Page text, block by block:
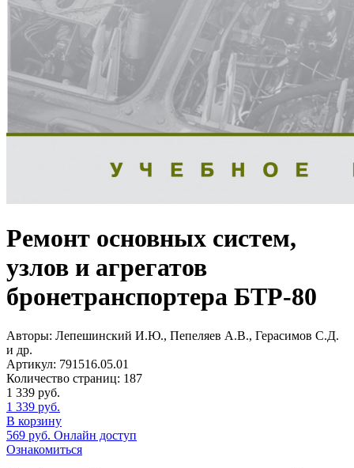
Ремонт основных систем,
узлов и агрегатов
бронетранспортера БТР-80
Авторы: Лепешинский И.Ю., Пепеляев А.В., Герасимов С.Д.
и др.
Артикул: 791516.05.01
Количество страниц: 187
1 339 руб.
1 339 руб.
В корзину
569 руб. Онлайн доступ
Ознакомиться